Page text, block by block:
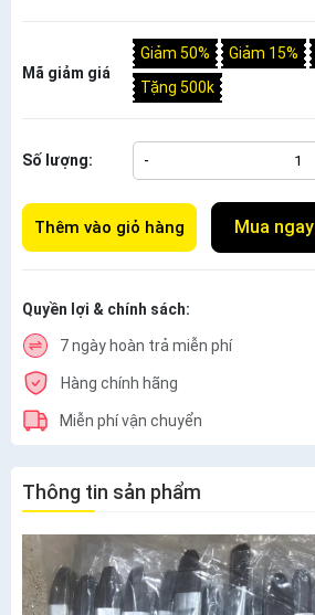
Mã giảm giá
Giảm 50% Giảm 15%
Tặng 500k
Số lượng: -
Thêm vào giỏ hàng Mua ngay
Quyền lợi & chính sách:
7 ngày hoàn trả miễn phí
Hàng chính hãng
Miễn phí vận chuyển
Thông tin sản phẩm